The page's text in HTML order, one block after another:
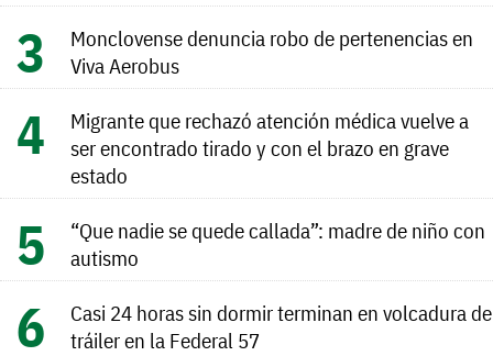
Monclovense denuncia robo de pertenencias en
Viva Aerobus
Migrante que rechazó atención médica vuelve a
ser encontrado tirado y con el brazo en grave
estado
“Que nadie se quede callada”: madre de niño con
autismo
Casi 24 horas sin dormir terminan en volcadura de
tráiler en la Federal 57